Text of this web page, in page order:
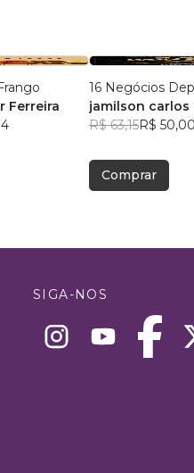
Ferreira
16 Negócios
jamilson carlos
R$ 63,15R$ 50,00
Comprar
SIGA-NOS